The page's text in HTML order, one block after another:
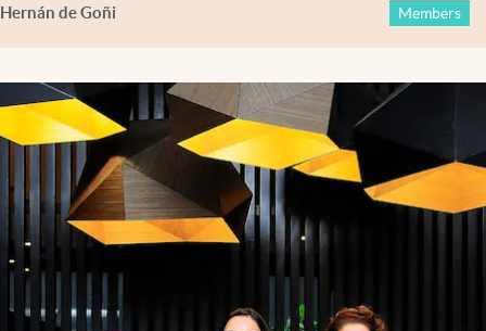
Hernán de Goñi Members